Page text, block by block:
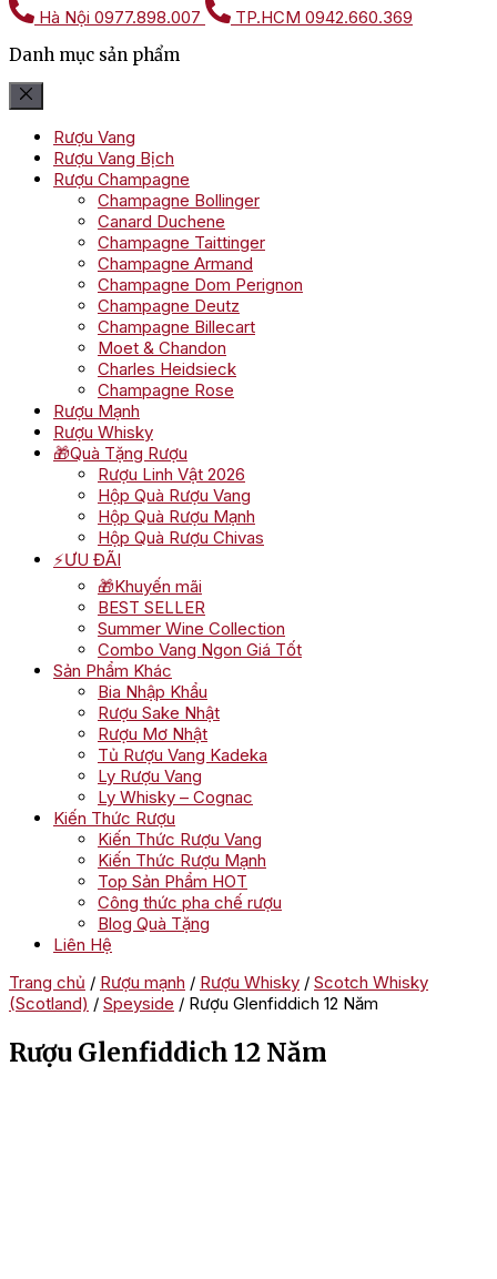
Hà Nội 0977.898.007 TP.HCM 0942.660.369
Danh mục sản phẩm
Rượu Vang
Rượu Vang Bịch
Rượu Champagne
Champagne Bollinger
Canard Duchene
Champagne Taittinger
Champagne Armand
Champagne Dom Perignon
Champagne Deutz
Champagne Billecart
Moet & Chandon
Charles Heidsieck
Champagne Rose
Rượu Mạnh
Rượu Whisky
🎁Quà Tặng Rượu
Rượu Linh Vật 2026
Hộp Quà Rượu Vang
Hộp Quà Rượu Mạnh
Hộp Quà Rượu Chivas
⚡ƯU ĐÃI
🎁Khuyến mãi
BEST SELLER
Summer Wine Collection
Combo Vang Ngon Giá Tốt
Sản Phẩm Khác
Bia Nhập Khẩu
Rượu Sake Nhật
Rượu Mơ Nhật
Tủ Rượu Vang Kadeka
Ly Rượu Vang
Ly Whisky – Cognac
Kiến Thức Rượu
Kiến Thức Rượu Vang
Kiến Thức Rượu Mạnh
Top Sản Phẩm HOT
Công thức pha chế rượu
Blog Quà Tặng
Liên Hệ
Trang chủ / Rượu mạnh / Rượu Whisky / Scotch Whisky
(Scotland) / Speyside / Rượu Glenfiddich 12 Năm
Rượu Glenfiddich 12 Năm